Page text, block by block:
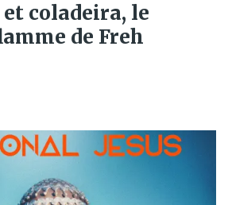
et coladeira, le
de Freh